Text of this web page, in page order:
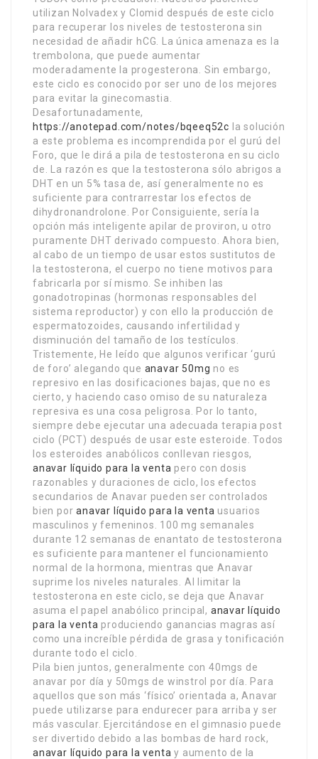
utilizan Nolvadex y Clomid después de este ciclo
para recuperar los niveles de testosterona sin
necesidad de añadir hCG. La única amenaza es la
trembolona, que puede aumentar
moderadamente la progesterona. Sin embargo,
este ciclo es conocido por ser uno de los mejores
para evitar la ginecomastia.
Desafortunadamente,
https://anotepad.com/notes/bqeeq52c la solución
a este problema es incomprendida por el gurú del
Foro, que le dirá a pila de testosterona en su ciclo
de. La razón es que la testosterona sólo abrigos a
DHT en un 5% tasa de, así generalmente no es
suficiente para contrarrestar los efectos de
dihydronandrolone. Por Consiguiente, sería la
opción más inteligente apilar de proviron, u otro
puramente DHT derivado compuesto. Ahora bien,
al cabo de un tiempo de usar estos sustitutos de
la testosterona, el cuerpo no tiene motivos para
fabricarla por sí mismo. Se inhiben las
gonadotropinas (hormonas responsables del
sistema reproductor) y con ello la producción de
espermatozoides, causando infertilidad y
disminución del tamaño de los testículos.
Tristemente, He leído que algunos verificar ‘gurú
de foro’ alegando que anavar 50mg no es
represivo en las dosificaciones bajas, que no es
cierto, y haciendo caso omiso de su naturaleza
represiva es una cosa peligrosa. Por lo tanto,
siempre debe ejecutar una adecuada terapia post
ciclo (PCT) después de usar este esteroide. Todos
los esteroides anabólicos conllevan riesgos,
anavar líquido para la venta pero con dosis
razonables y duraciones de ciclo, los efectos
secundarios de Anavar pueden ser controlados
bien poranavar líquido para la venta usuarios
masculinos y femeninos. 100 mg semanales
durante 12 semanas de enantato de testosterona
es suficiente para mantener el funcionamiento
normal de la hormona, mientras que Anavar
suprime los niveles naturales. Al limitar la
testosterona en este ciclo, se deja que Anavar
asuma el papel anabólico principal, anavar líquido
para la venta produciendo ganancias magras así
como una increíble pérdida de grasa y tonificación
durante todo el ciclo.
Pila bien juntos, generalmente con 40mgs de
anavar por día y 50mgs de winstrol por día. Para
aquellos que son más ‘físico’ orientada a, Anavar
puede utilizarse para endurecer para arriba y ser
más vascular. Ejercitándose en el gimnasio puede
ser divertido debido a las bombas de hard rock,
anavar líquido para la venta y aumento de la